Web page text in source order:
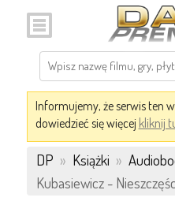
Informujemy, że serwis ten
dowiedzieć się więcej kliknij
DP » Książki »
Kubasiewicz -